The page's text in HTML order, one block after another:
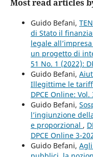
Most read articles
Guido Befani,
di Stato il
legale
un progetto di
51 No. 1 (2022):
Guido Befani,
Illegittime le
DPCE Online:
Guido Befani,
l’ingiunzione
e proporzional ,
DPCE Online 3-
Guido Befani,